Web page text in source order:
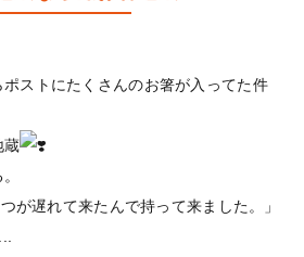
ストにたくさんのお箸が入ってた件
蔵
が遅れて来たんで持って来ました。」